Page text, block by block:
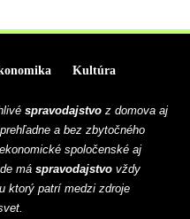
Kultúra
spravodajstvo z domova aj
a bez zbytočného
spoločenské aj
má spravodajstvo vždy
ktorý patrí medzi zdroje